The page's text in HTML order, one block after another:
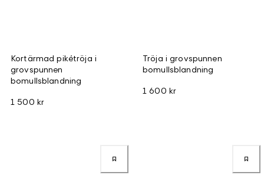
Kortärmad pikétröja i
grovspunnen
bomullsblandning
1 500 kr
Tröja i grovspunnen
bomullsblandning
1 600 kr